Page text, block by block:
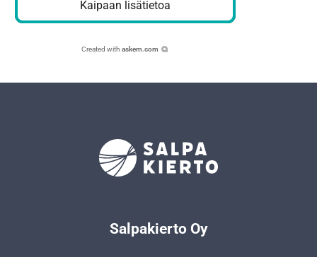
Kaipaan lisätietoa
Created with askem.com
Salpakierto Oy